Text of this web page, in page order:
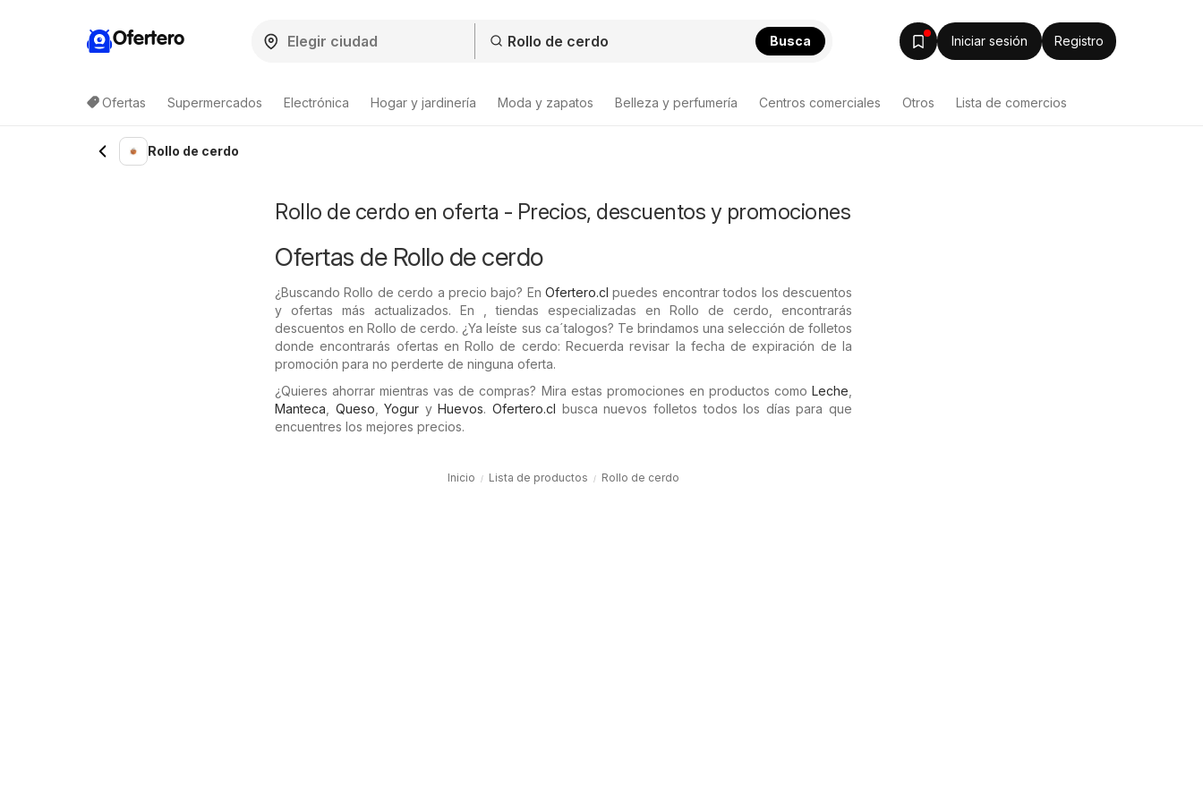
Ofertero Busca Iniciar sesión Registro
Ofertas Supermercados Electrónica Hogar y jardinería Moda y zapatos Belleza y perfumería Centros comerciales Otros Lista de comercios
Lista de productosRollo de cerdo
Rollo de cerdo en oferta - Precios, descuentos y promociones
Ofertas de Rollo de cerdo
¿Buscando Rollo de cerdo a precio bajo? EnOfertero.cl puedes encontrar todos los descuentos
y ofertas más actualizados. En , tiendas especializadas en Rollo de cerdo, encontrarás
descuentos en Rollo de cerdo. ¿Ya leíste sus ca´talogos? Te brindamos una selección de folletos
donde encontrarás ofertas en Rollo de cerdo: Recuerda revisar la fecha de expiración de la
promoción para no perderte de ninguna oferta.
¿Quieres ahorrar mientras vas de compras? Mira estas promociones en productos como Leche
Manteca
Queso ,Yogur yHuevos.Ofertero.cl busca nuevos folletos todos los días para que
encuentres los mejores precios.
Inicio Lista de productos Rollo de cerdo